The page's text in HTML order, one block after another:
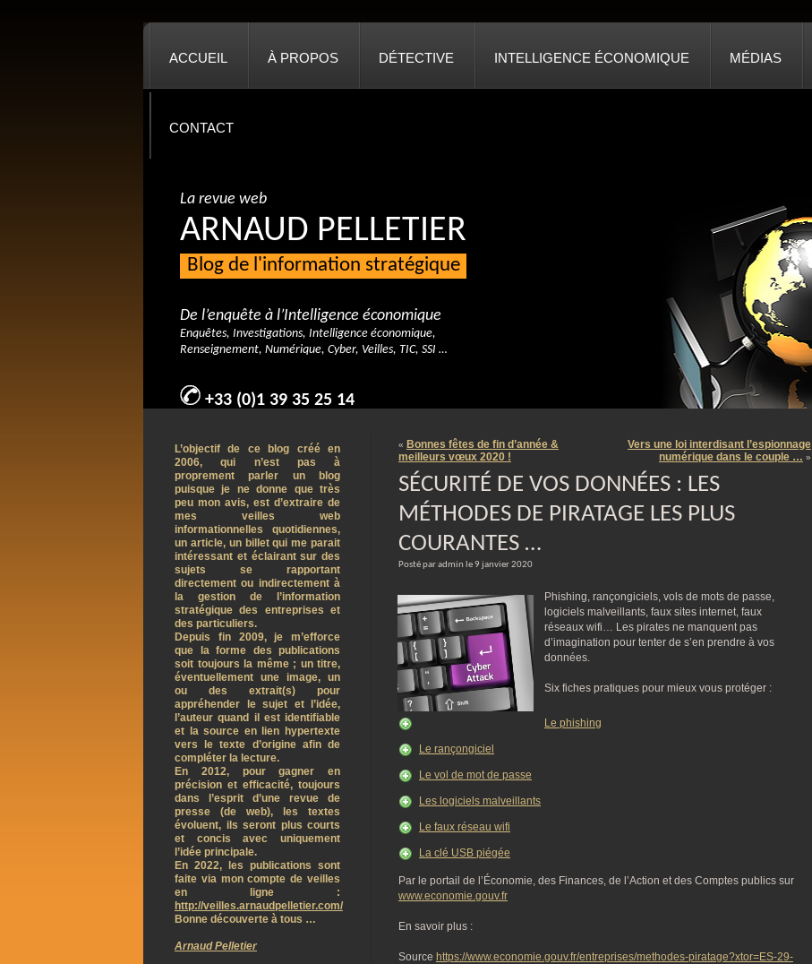
ACCUEIL À PROPOS DÉTECTIVE INTELLIGENCE ÉCONOMIQUE MÉDIAS
CONTACT
La revue web
ARNAUD PELLETIER
Blog de l'information stratégique
De l’enquête à l’Intelligence économique
Enquêtes, Investigations, Intelligence économique,
Renseignement, Numérique, Cyber, Veilles, TIC, SSI …
+33 (0)1 39 35 25 14
« Bonnes fêtes de fin d’année &
meilleurs vœux 2020 !
Vers une loi interdisant l’espionnage
numérique dans le couple … »
SÉCURITÉ DE VOS DONNÉES : LES
MÉTHODES DE PIRATAGE LES PLUS
COURANTES …
Posté par admin le 9 janvier 2020
Phishing, rançongiciels, vols de mots de passe,
logiciels malveillants, faux sites internet, faux
réseaux wifi… Les pirates ne manquent pas
d’imagination pour tenter de s’en prendre à vos
données.
Six fiches pratiques pour mieux vous protéger :
Le phishing
Le rançongiciel
Le vol de mot de passe
Les logiciels malveillants
Le faux réseau wifi
La clé USB piégée
Par le portail de l’Économie, des Finances, de l’Action et des Comptes publics sur
www.economie.gouv.fr
En savoir plus :
Source https://www.economie.gouv.fr/entreprises/methodes-piratage?xtor=ES-29-
L’objectif de ce blog créé en
2006, qui n’est pas à
proprement parler un blog
puisque je ne donne que très
peu mon avis, est d’extraire de
mes veilles web
informationnelles quotidiennes,
un article, un billet qui me parait
intéressant et éclairant sur des
sujets se rapportant
directement ou indirectement à
la gestion de l’information
stratégique des entreprises et
des particuliers.
Depuis fin 2009, je m’efforce
que la forme des publications
soit toujours la même ; un titre,
éventuellement une image, un
ou des extrait(s) pour
appréhender le sujet et l’idée,
l’auteur quand il est identifiable
et la source en lien hypertexte
vers le texte d’origine afin de
compléter la lecture.
En 2012, pour gagner en
précision et efficacité, toujours
dans l’esprit d’une revue de
presse (de web), les textes
évoluent, ils seront plus courts
et concis avec uniquement
l’idée principale.
En 2022, les publications sont
faite via mon compte de veilles
en ligne :
http://veilles.arnaudpelletier.com/
Bonne découverte à tous …
Arnaud Pelletier